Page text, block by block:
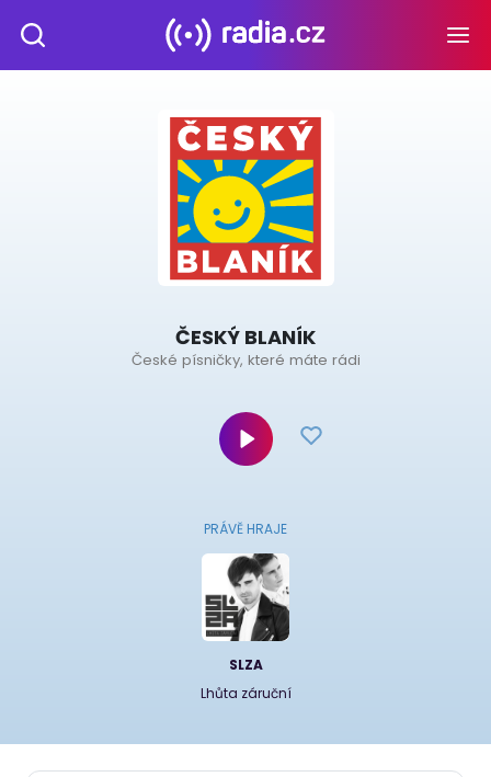
ČESKÝ BLANÍK
České písničky, které máte rádi
PRÁVĚ HRAJE
SLZA
Lhůta záruční